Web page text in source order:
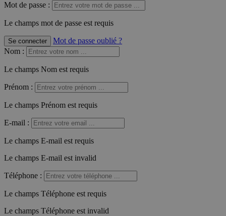
Mot de passe :
Le champs mot de passe est requis
Se connecter
Mot de passe oublié ?
Nom :
Le champs Nom est requis
Prénom :
Le champs Prénom est requis
E-mail :
Le champs E-mail est requis
Le champs E-mail est invalid
Téléphone :
Le champs Téléphone est requis
Le champs Téléphone est invalid